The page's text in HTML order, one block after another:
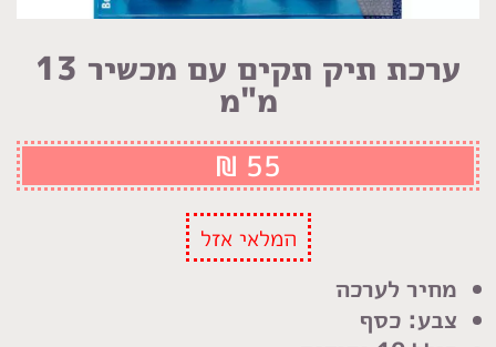
ערכת תיק תקים עם מכשיר 13
מ"מ
מחיר לערכה
צבע: כסף
₪ 55
המלאי אזל